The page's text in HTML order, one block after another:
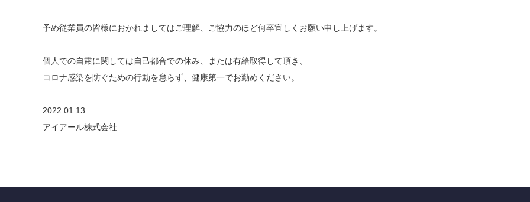
予め従業員の皆様におかれましてはご理解、ご協力のほど何卒宜しくお願い申し上げます。
個人での自粛に関しては自己都合での休み、または有給取得して頂き、
コロナ感染を防ぐための行動を怠らず、健康第一でお勤めください。
2022.01.13
アイアール株式会社